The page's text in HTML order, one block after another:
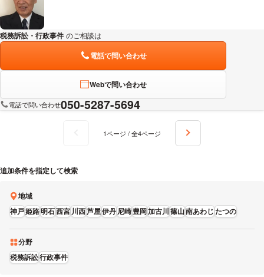
税務訴訟・行政事件 のご相談は
電話で問い合わせ
Webで問い合わせ
電話で問い合わせ050-5287-5694
1ページ / 全4ページ
追加条件を指定して検索
地域
神戸姫路明石西宮川西芦屋伊丹尼崎豊岡加古川篠山南あわじたつの
分野
税務訴訟行政事件